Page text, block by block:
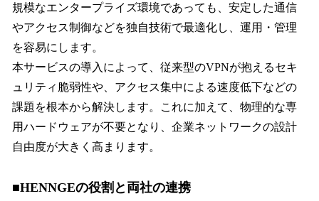
規模なエンタープライズ環境であっても、安定した通信
やアクセス制御などを独自技術で最適化し、運用・管理
を容易にします。
本サービスの導入によって、従来型のVPNが抱えるセキ
ュリティ脆弱性や、アクセス集中による速度低下などの
課題を根本から解決します。これに加えて、物理的な専
用ハードウェアが不要となり、企業ネットワークの設計
自由度が大きく高まります。
■HENNGEの役割と両社の連携